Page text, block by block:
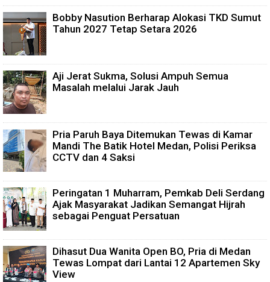
Bobby Nasution Berharap Alokasi TKD Sumut
Tahun 2027 Tetap Setara 2026
Aji Jerat Sukma, Solusi Ampuh Semua
Masalah melalui Jarak Jauh
Pria Paruh Baya Ditemukan Tewas di Kamar
Mandi The Batik Hotel Medan, Polisi Periksa
CCTV dan 4 Saksi
Peringatan 1 Muharram, Pemkab Deli Serdang
Ajak Masyarakat Jadikan Semangat Hijrah
sebagai Penguat Persatuan
Dihasut Dua Wanita Open BO, Pria di Medan
Tewas Lompat dari Lantai 12 Apartemen Sky
View